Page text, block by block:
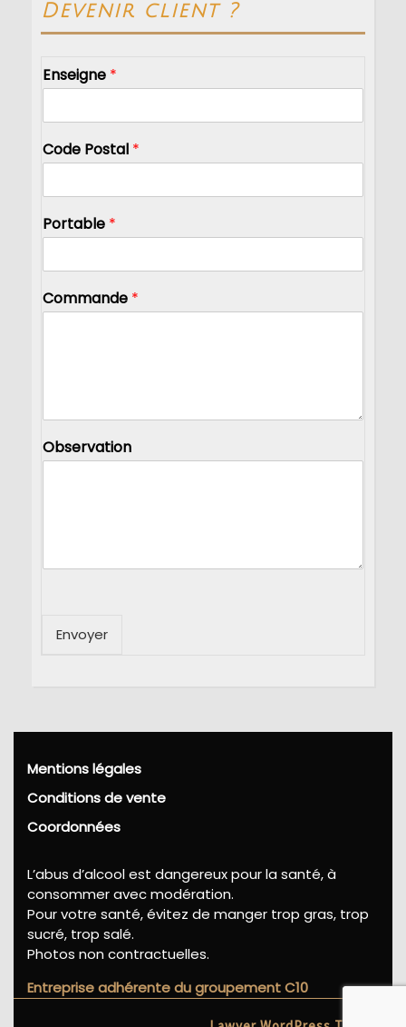
Devenir client ?
Enseigne *
Code Postal *
Portable *
Commande *
Observation
Envoyer
Mentions légales
Conditions de vente
Coordonnées
L’abus d’alcool est dangereux pour la santé, à
consommer avec modération.
Pour votre santé, évitez de manger trop gras, trop
sucré, trop salé.
Photos non contractuelles.
Entreprise adhérente du groupement C10